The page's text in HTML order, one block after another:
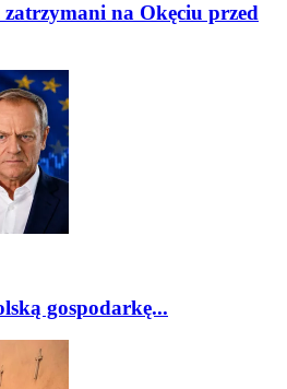
na Okęciu przed
gospodarkę...